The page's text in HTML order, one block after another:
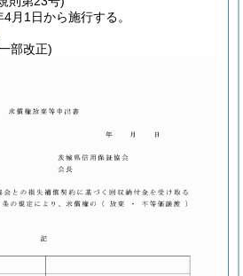
月1日から施行する。
部改正)